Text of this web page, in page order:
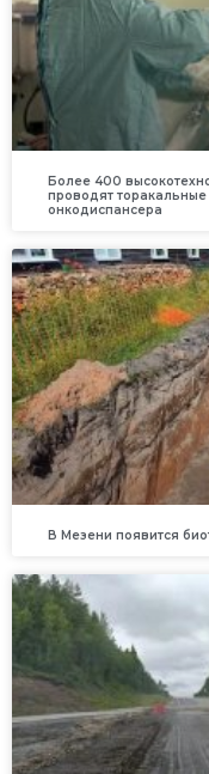
Более 400
проводят торакальные
онкодиспансера
В Мезени появится